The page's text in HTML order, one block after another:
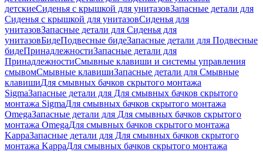
детскиеСиденья с крышкой для унитазовЗапасные детали для
Сиденья с крышкой для унитазовСиденья для
унитазовЗапасные детали для Сиденья для
унитазовБидеПодвесные бидеЗапасные детали для Подвесные
бидеПринадлежностиЗапасные детали для
ПринадлежностиСмывные клавиши и системы управления
смывомСмывные клавишиЗапасные детали для Смывные
клавишиДля смывных бачков скрытого монтажа
SigmaЗапасные детали для Для смывных бачков скрытого
монтажа SigmaДля смывных бачков скрытого монтажа
OmegaЗапасные детали для Для смывных бачков скрытого
монтажа OmegaДля смывных бачков скрытого монтажа
KappaЗапасные детали для Для смывных бачков скрытого
монтажа KappaДля смывных бачков скрытого монтажа